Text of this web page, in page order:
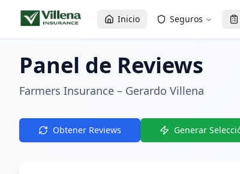
Inicio Seguros
Panel de Reviews
Farmers Insurance – Gerardo Villena
Obtener Reviews Generar